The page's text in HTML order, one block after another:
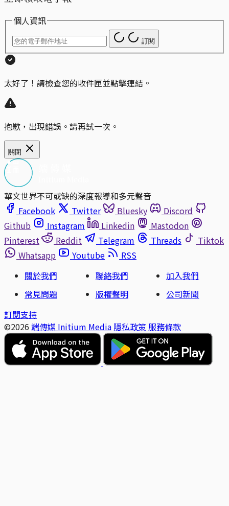
個人資訊
訂閱
太好了！請檢查您的收件匣並點擊連結。
抱歉，出現錯誤。請再試一次。
關閉
華文世界不可或缺的深度報導和多元聲音
Facebook
Twitter Bluesky
Discord
Github
Instagram Linkedin
Mastodon
Pinterest
Reddit Telegram Threads
Tiktok
Whatsapp
Youtube
RSS
關於我們
聯絡我們
加入我們
常見問題
版權聲明
公司新聞
訂閱支持
©2026 端傳媒 Initium Media 隱私政策 服務條款